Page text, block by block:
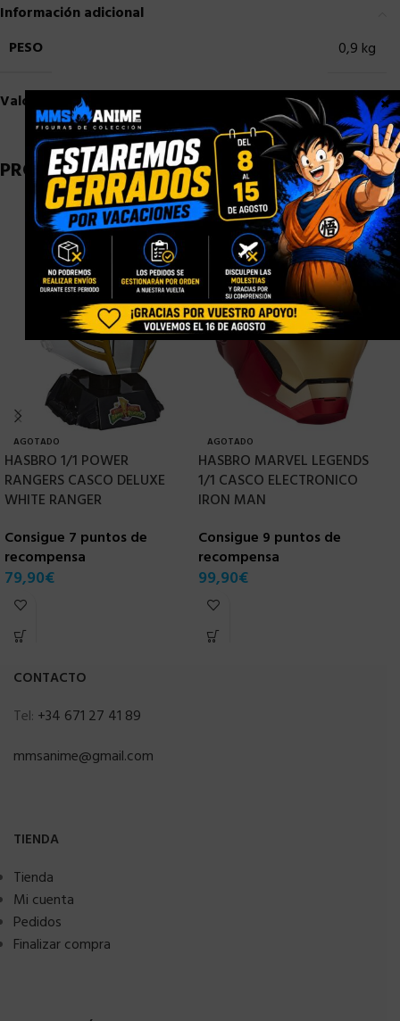
Información adicional
PESO
0,9 kg
Valoraciones (0)
PRODUCTOS RELACIONADOS
AGOTADO
HASBRO 1/1 POWER
RANGERS CASCO DELUXE
WHITE RANGER
Consigue 7 puntos de
recompensa
79,90€
AGOTADO
HASBRO MARVEL LEGENDS
1/1 CASCO ELECTRONICO
IRON MAN
Consigue 9 puntos de
recompensa
99,90€
CONTACTO
Tel: +34 671 27 41 89
mmsanime@gmail.com
TIENDA
Tienda
Mi cuenta
Pedidos
Finalizar compra
×